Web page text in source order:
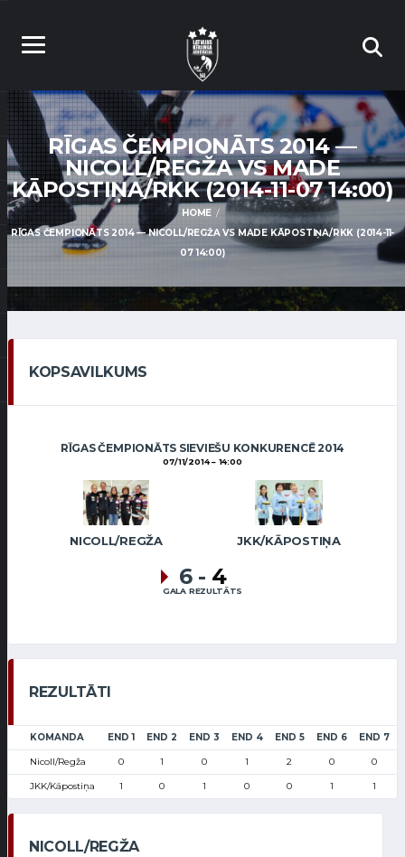
RĪGAS ČEMPIONĀTS 2014 —
NICOLL/REGŽA VS MADE
KĀPOSTIŅA/RKK (2014-11-07 14:00)
HOME
RĪGAS ČEMPIONĀTS 2014 — NICOLL/REGŽA VS MADE KĀPOSTIŅA/RKK (2014-11-
07 14:00)
KOPSAVILKUMS
RĪGAS ČEMPIONĀTS SIEVIEŠU KONKURENCĒ 2014
07/11/2014 14:00
NICOLL/REGŽA JKK/KĀPOSTIŅA
6 - 4
GALA REZULTĀTS
REZULTĀTI
KOMANDA END 1 END 2 END 3 END 4 END 5 END 6 END 7
Nicoll/Regža 0 1 0 1 2 0 0
JKK/Kāpostiņa 1 0 1 0 0 1 1
NICOLL/REGŽA